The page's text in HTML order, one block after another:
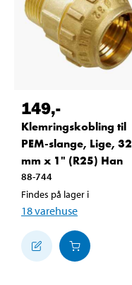
149,-
Klemringskobling til
PEM-slange, Lige, 32
mm x 1" (R25) Han
88-744
Findes på lager i
18varehuse